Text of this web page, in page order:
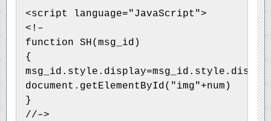
<script language="JavaScript">
<!–
function SH(msg_id)
{
document.getElementById("img"+num)
}
//–>